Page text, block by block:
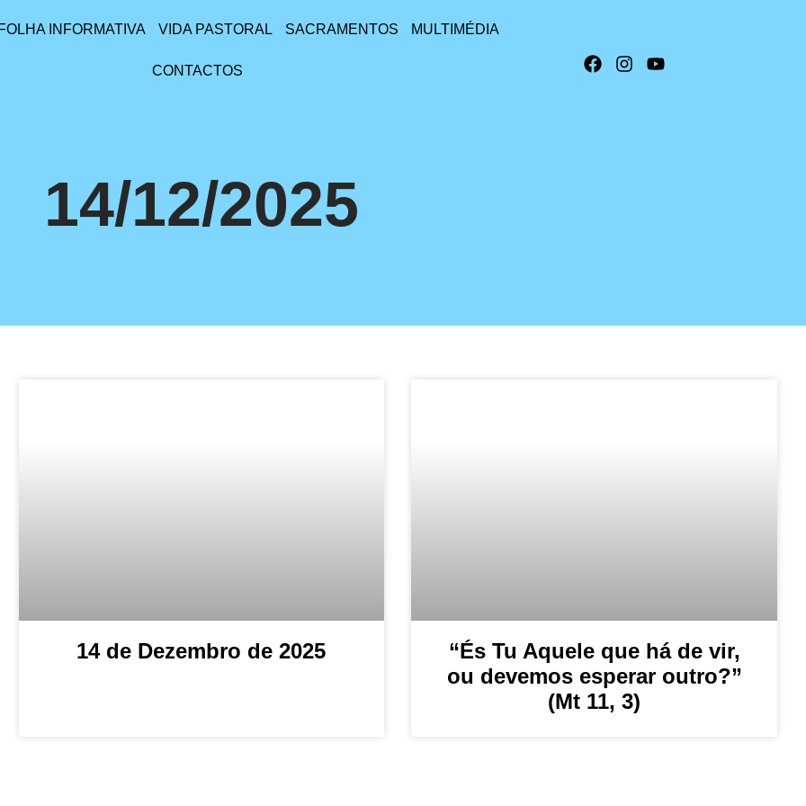
FOLHA INFORMATIVA VIDA PASTORAL SACRAMENTOS MULTIMÉDIA
CONTACTOS
14/12/2025
14 de Dezembro de 2025
“És Tu Aquele que há de vir,
ou devemos esperar outro?”
(Mt 11, 3)